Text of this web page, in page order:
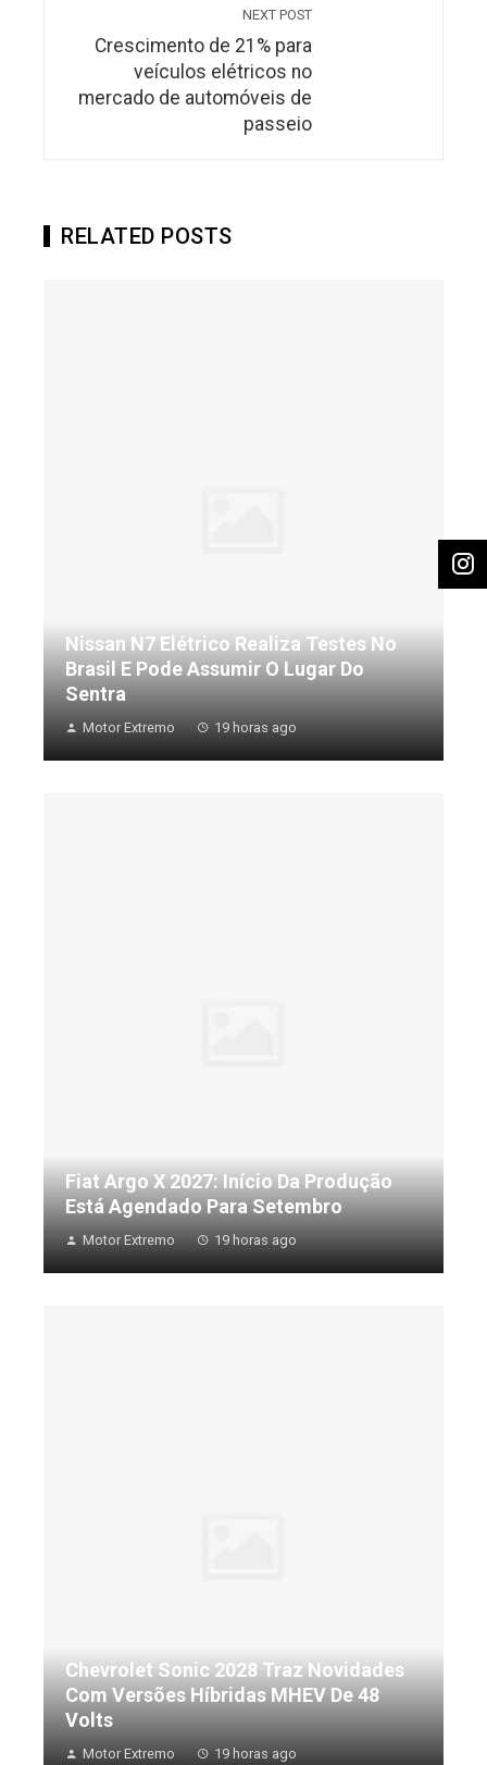
NEXT POST
Crescimento de 21% para
veículos elétricos no
mercado de automóveis de
passeio
RELATED POSTS
Nissan N7 Elétrico Realiza Testes No
Brasil E Pode Assumir O Lugar Do
Sentra
Motor Extremo 19 horas ago
Fiat Argo X 2027: Início Da Produção
Está Agendado Para Setembro
Motor Extremo 19 horas ago
Chevrolet Sonic 2028 Traz Novidades
Com Versões Híbridas MHEV De 48
Volts
Motor Extremo 19 horas ago